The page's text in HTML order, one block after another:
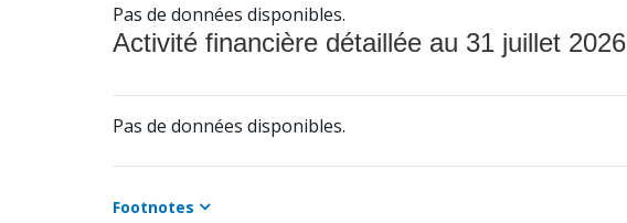
Pas de données disponibles.
Activité financière détaillée au 31 juillet 2026
Pas de données disponibles.
Footnotes